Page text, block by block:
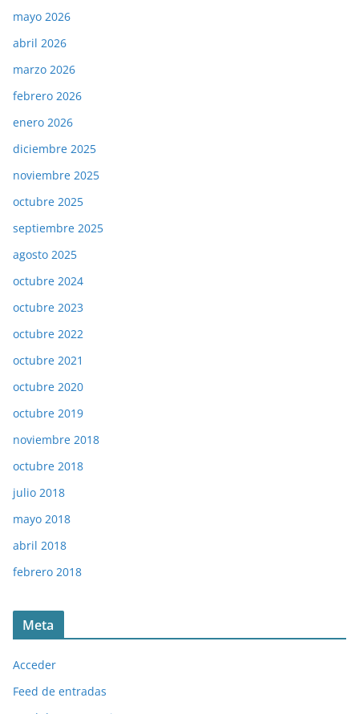
mayo 2026
abril 2026
marzo 2026
febrero 2026
enero 2026
diciembre 2025
noviembre 2025
octubre 2025
septiembre 2025
agosto 2025
octubre 2024
octubre 2023
octubre 2022
octubre 2021
octubre 2020
octubre 2019
noviembre 2018
octubre 2018
julio 2018
mayo 2018
abril 2018
febrero 2018
Meta
Acceder
Feed de entradas